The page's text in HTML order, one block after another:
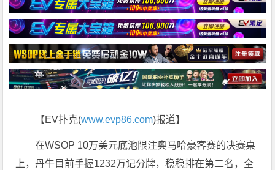
【EV扑克(www.evp86.com)报道】
在WSOP 10万美元底池限注奥马哈豪客赛的决赛桌
上，丹牛目前手握1232万记分牌，稳稳排在第二名，全